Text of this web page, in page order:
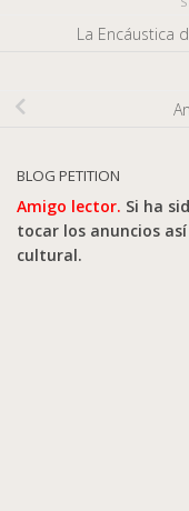
La Encáustica
BLOG PETITION
Amigo lector. Si ha
tocar los anuncios
cultural.